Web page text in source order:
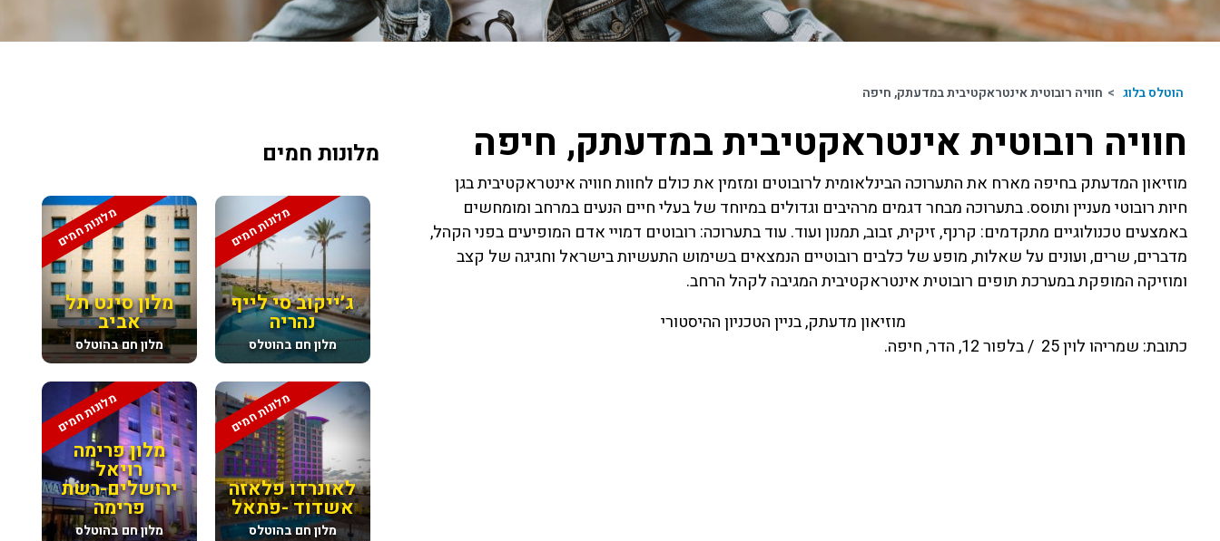
הוטלס בלוג > חוויה רובוטית אינטראקטיבית במדעתק, חיפה
מלונות חמים
מלונות חמים
מלון סינט תל
אביב
מלון חם בהוטלס
מלונות חמים
ג׳ייקוב סי לייף
נהריה
מלון חם בהוטלס
מלונות חמים
מלון פרימה
רויאל
ירושלים-רשת
פרימה
מלון חם בהוטלס
מלונות חמים
לאונרדו פלאזה
אשדוד -פתאל
מלון חם בהוטלס
חוויה רובוטית אינטראקטיבית במדעתק, חיפה
מוזיאון המדעתק בחיפה מארח את התערוכה הבינלאומית לרובוטים ומזמין את כולם לחוות חוויה אינטראקטיבית בגן
חיות רובוטי מעניין ותוסס. בתערוכה מבחר דגמים מרהיבים וגדולים במיוחד של בעלי חיים הנעים במרחב ומומחשים
באמצעים טכנולוגיים מתקדמים: קרנף, זיקית, זבוב, תמנון ועוד. עוד בתערוכה: רובוטים דמויי אדם המופיעים בפני הקהל,
מדברים, שרים, ועונים על שאלות, מופע של כלבים רובוטיים הנמצאים בשימוש התעשיות בישראל וחגיגה של קצב
ומוזיקה המופקת במערכת תופים רובוטית אינטראקטיבית המגיבה לקהל הרחב.
מוזיאון מדעתק, בניין הטכניון ההיסטורי
כתובת: שמריהו לוין 25 / בלפור 12, הדר, חיפה.